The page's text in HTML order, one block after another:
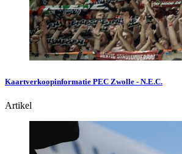
Kaartverkoopinformatie PEC Zwolle - N.E.C.
Artikel